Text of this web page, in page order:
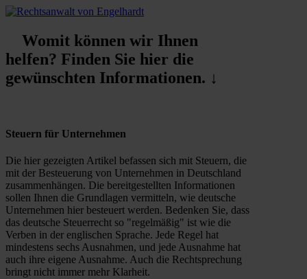
Womit können wir Ihnen
helfen? Finden Sie hier die
gewünschten Informationen. ↓
Steuern für Unternehmen
Die hier gezeigten Artikel befassen sich mit Steuern, die
mit der Besteuerung von Unternehmen in Deutschland
zusammenhängen. Die bereitgestellten Informationen
sollen Ihnen die Grundlagen vermitteln, wie deutsche
Unternehmen hier besteuert werden. Bedenken Sie, dass
das deutsche Steuerrecht so "regelmäßig" ist wie die
Verben in der englischen Sprache. Jede Regel hat
mindestens sechs Ausnahmen, und jede Ausnahme hat
auch ihre eigene Ausnahme. Auch die Rechtsprechung
bringt nicht immer mehr Klarheit.